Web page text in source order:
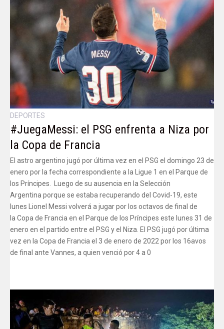
DEPORTES
#JuegaMessi: el PSG enfrenta a Niza por
la Copa de Francia
El astro argentino jugó por última vez en el PSG el domingo 23 de
enero por la fecha correspondiente a la Ligue 1 en el Parque de
los Príncipes. Luego de su ausencia en la Selección
Argentina porque se estaba recuperando del Covid-19, este
lunes Lionel Messi volverá a jugar por los octavos de final de
la Copa de Francia en el Parque de los Príncipes este lunes 31 de
enero en el partido entre el PSG y el Niza. El PSG jugó por última
vez en la Copa de Francia el 3 de enero de 2022 por los 16avos
de final ante Vannes, a quien venció por 4 a 0